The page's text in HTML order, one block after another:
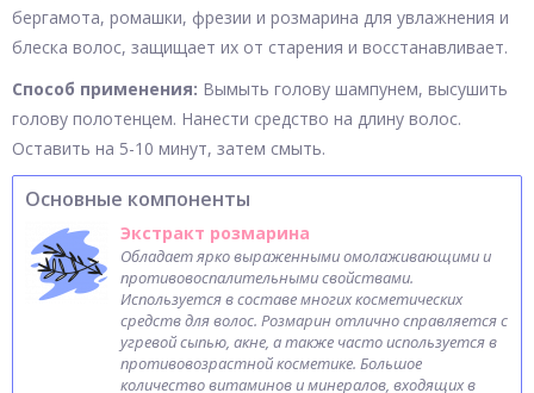
бергамота, ромашки, фрезии и розмарина для увлажнения и
блеска волос, защищает их от старения и восстанавливает.
Способ применения: Вымыть голову шампунем, высушить
голову полотенцем. Нанести средство на длину волос.
Оставить на 5-10 минут, затем смыть.
Основные компоненты
Экстракт розмарина
Обладает ярко выраженными омолаживающими и
противовоспалительными свойствами.
Используется в составе многих косметических
средств для волос. Розмарин отлично справляется с
угревой сыпью, акне, а также часто используется в
противовозрастной косметике. Большое
количество витаминов и минералов, входящих в